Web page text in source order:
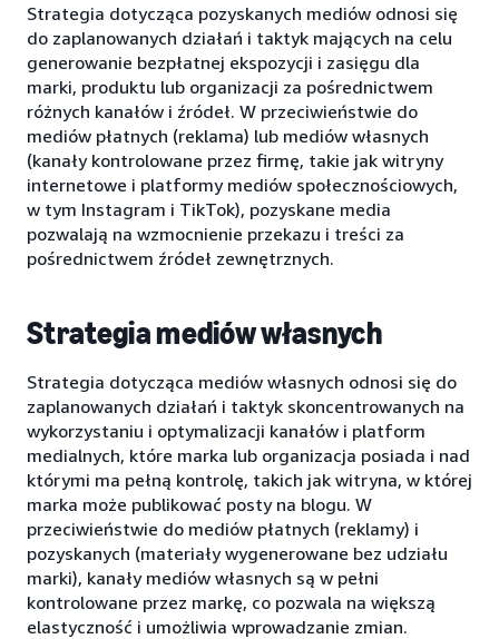
Strategia dotycząca pozyskanych mediów odnosi się
do zaplanowanych działań i taktyk mających na celu
generowanie bezpłatnej ekspozycji i zasięgu dla
marki, produktu lub organizacji za pośrednictwem
różnych kanałów i źródeł. W przeciwieństwie do
mediów płatnych (reklama) lub mediów własnych
(kanały kontrolowane przez firmę, takie jak witryny
internetowe i platformy mediów społecznościowych,
w tym Instagram i TikTok), pozyskane media
pozwalają na wzmocnienie przekazu i treści za
pośrednictwem źródeł zewnętrznych.
Strategia mediów własnych
Strategia dotycząca mediów własnych odnosi się do
zaplanowanych działań i taktyk skoncentrowanych na
wykorzystaniu i optymalizacji kanałów i platform
medialnych, które marka lub organizacja posiada i nad
którymi ma pełną kontrolę, takich jak witryna, w której
marka może publikować posty na blogu. W
przeciwieństwie do mediów płatnych (reklamy) i
pozyskanych (materiały wygenerowane bez udziału
marki), kanały mediów własnych są w pełni
kontrolowane przez markę, co pozwala na większą
elastyczność i umożliwia wprowadzanie zmian.